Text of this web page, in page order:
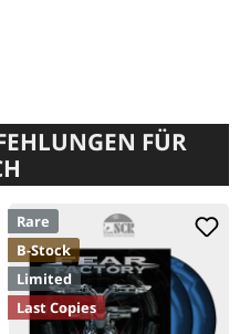
FÜR
Rare
B-Stock
Limited
Last Copies